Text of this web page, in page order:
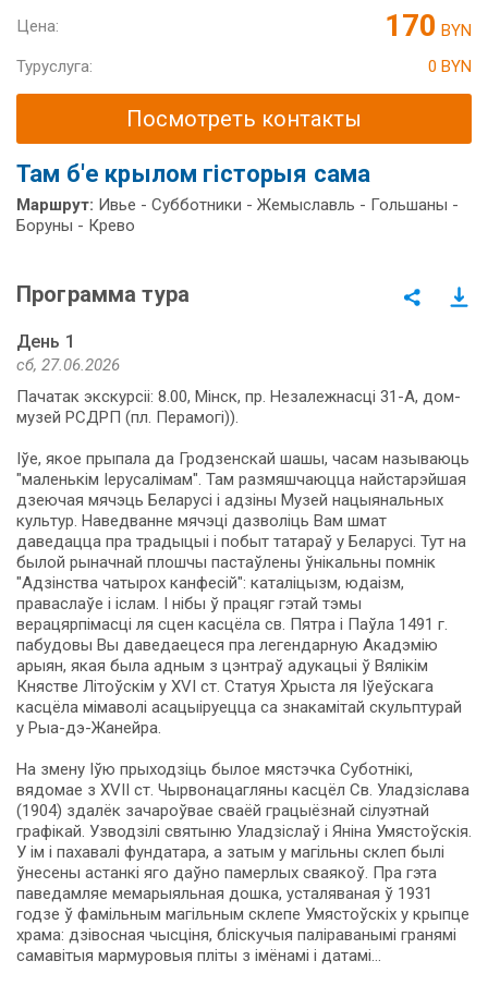
Цена: 170 BYN
Туруслуга:
0 BYN
Посмотреть контакты
Там б'е крылом гісторыя сама
Маршрут: Ивье - Субботники - Жемыславль - Гольшаны -
Боруны - Крево
Программа тура
День 1
сб, 27.06.2026
Пачатак экскурсіі: 8.00, Мінск, пр. Незалежнасці 31-А, дом-
музей РСДРП (пл. Перамогі)).
Іўе, якое прыпала да Гродзенскай шашы, часам называюць
"маленькім Іерусалімам". Там размяшчаюцца найстарэйшая
дзеючая мячэць Беларусі і адзіны Музей нацыянальных
куль­тур. Наведванне мячэці дазволіць Вам шмат
даведацца пра традыцыі і побыт татараў у Беларусі. Тут на
бы­лой рыначнай плошчы пастаўлены ўнікальны помнік
"Адзінства чатырох канфесій": каталіцызм, юдаізм,
праваслаўе і іслам. І нібы ў працяг гэтай тэмы
верацярпімасці ля сцен касцёла св. Пятра і Паўла 1491 г.
пабудовы Вы даведаецеся пра легендарную Акадэмію
арыян, якая бы­ла адным з цэнтраў адукацыі ў Вялікім
Княстве Літоўскім у XVI ст. Ста­туя Хрыста ля Іўеўскага
касцёла мімаволі асацыіруецца са знакамітай скульптурай
у Рыа-дэ-Жанейра.
На змену Іўю прыходзіць былое мястэчка Суботнікі,
вядомае з ХVII ст. Чырвонацагляны касцёл Св. Уладзісла­ва
(1904) здалёк зачароўвае сваёй грацыёзнай сілуэтнай
графікай. Узводзілі свя­ты­ню Уладзіслаў і Яніна Умястоўскія.
У ім і пахавалі фундатара, а затым у магільны склеп былі
ўнесены астанкі яго даўно памерлых сваякоў. Пра гэта
паведамляе мемарыяльная дошка, усталяваная ў 1931
годзе ў фамільным магільным склепе Умястоўскіх у крыпце
хра­ма: дзівосная чысціня, бліскучыя паліраванымі гранямі
самавітыя мармуровыя пліты з імёнамі і датамі...